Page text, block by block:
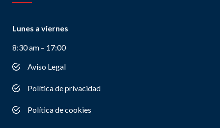
Lunes a viernes
8:30 am – 17:00
Aviso Legal
Política de privacidad
Política de cookies